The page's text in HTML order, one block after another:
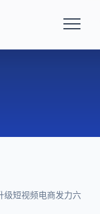
级短视频电商发力六